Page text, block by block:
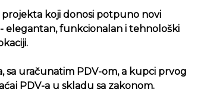
koji donosi potpuno novi
elegantan, funkcionalan i tehnološki
sa uračunatim PDV-om, a kupci prvog
PDV-a u skladu sa zakonom.